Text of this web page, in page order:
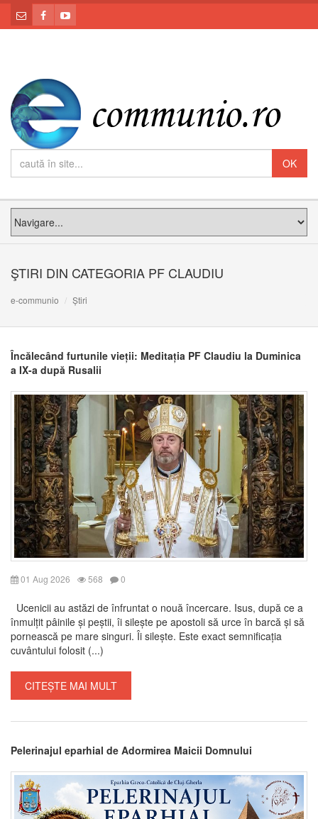
ŞTIRI DIN CATEGORIA PF CLAUDIU
e-communio Știri
Încălecând furtunile vieții: Meditația PF Claudiu la Duminica
a IX-a după Rusalii
01 Aug 2026 568 0
Ucenicii au astăzi de înfruntat o nouă încercare. Isus, după ce a
înmulțit pâinile și peștii, îi silește pe apostoli să urce în barcă și să
pornească pe mare singuri. Îi silește. Este exact semnificația
cuvântului folosit (...)
CITEȘTE MAI MULT
Pelerinajul eparhial de Adormirea Maicii Domnului